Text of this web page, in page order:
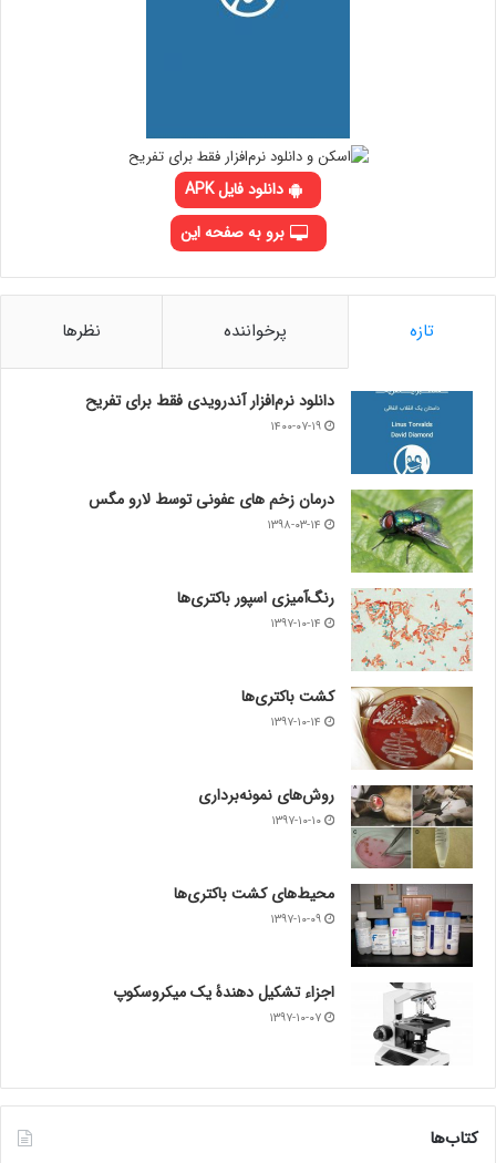
دانلود فایل APK
برو به صفحه این
تازه پرخواننده نظرها
دانلود نرم‌افزار آندرویدی فقط برای تفریح
۱۴۰۰-۰۷-۱۹
درمان زخم های عفونی توسط لارو مگس
۱۳۹۸-۰۳-۱۴
رنگ‌آمیزی اسپور باکتری‌ها
۱۳۹۷-۱۰-۱۴
کشت باکتری‌ها
۱۳۹۷-۱۰-۱۴
روش‌های نمونه‌برداری
۱۳۹۷-۱۰-۱۰
محیط‌های کشت باکتری‌ها
۱۳۹۷-۱۰-۰۹
اجزاء تشکیل دهندۀ یک میکروسکوپ
۱۳۹۷-۱۰-۰۷
کتاب‌ها